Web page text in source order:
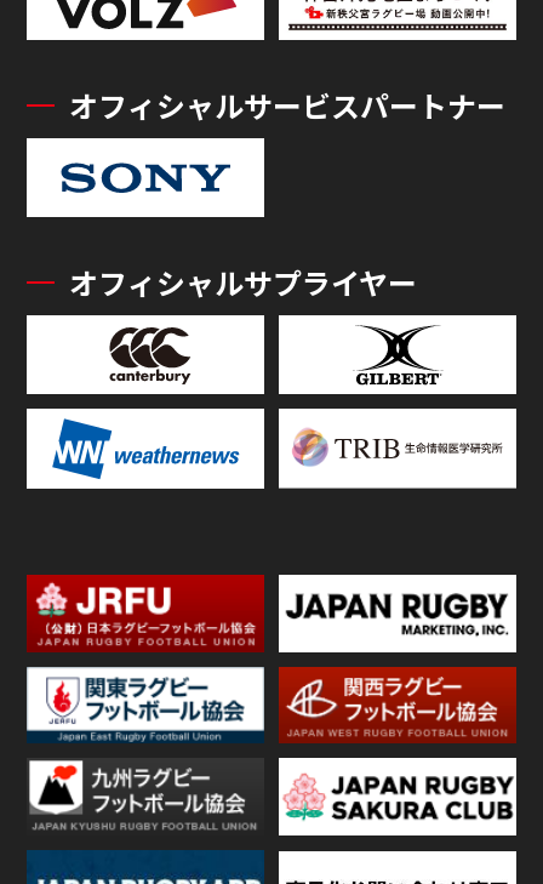
オフィシャルサービスパートナー
オフィシャルサプライヤー